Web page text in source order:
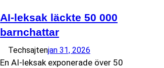
AI-leksak läckte 50 000
barnchattar
Techsajtenjan 31, 2026
En AI-leksak exponerade över 50